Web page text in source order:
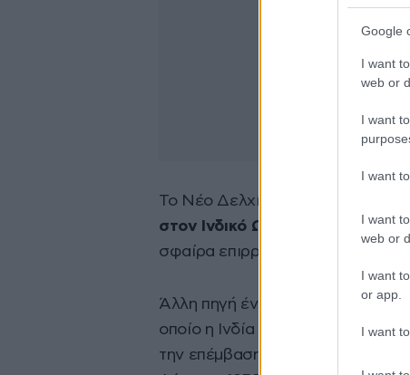
Google
I want
web or
I want
I want
I want
web or
I want
or app.
I want
Το Νέο Δελχί
στον Ινδικό Ωκεανό
, μια
σφαίρα επιρροής της.
Άλλη πηγή έντασης είναι ο
οποίο η Ινδία φιλοξενεί από
την επέμβαση των κινεζικών